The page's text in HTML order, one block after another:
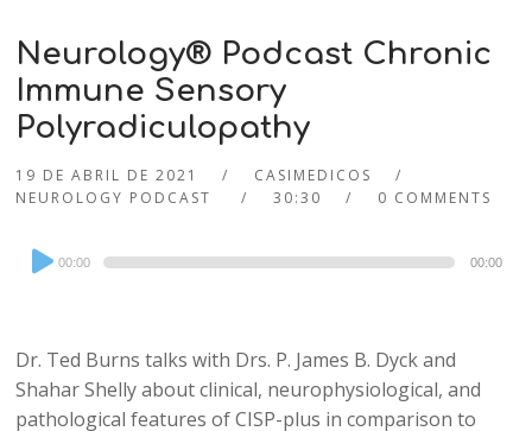
Neurology® Podcast Chronic
Immune Sensory
Polyradiculopathy
19 DE ABRIL DE 2021
CASIMEDICOS
NEUROLOGY PODCAST
30:30 0 COMMENTS
Audio
Player
00:00 00:00
Dr. Ted Burns talks with Drs. P. James B. Dyck and
Shahar Shelly about clinical, neurophysiological, and
pathological features of CISP-plus in comparison to